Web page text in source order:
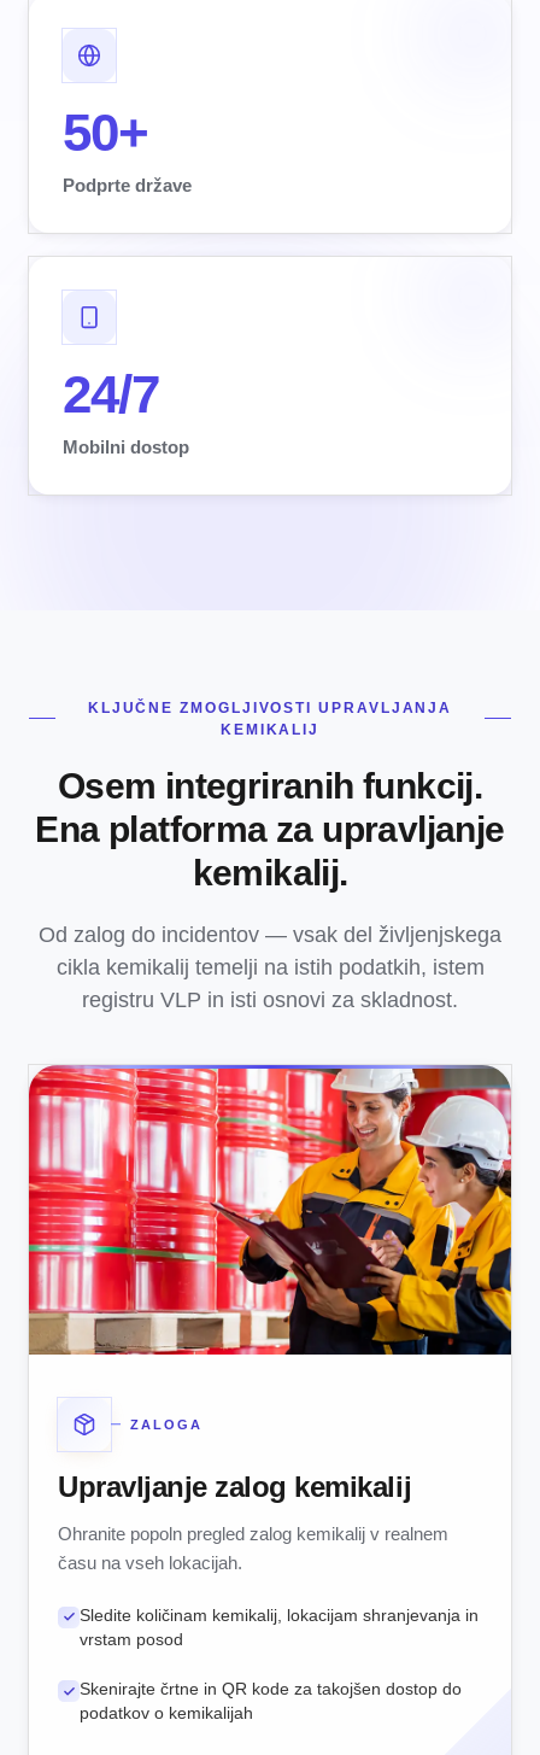
50+
Podprte države
24/7
Mobilni dostop
KLJUČNE ZMOGLJIVOSTI UPRAVLJANJA
KEMIKALIJ
Osem integriranih funkcij.
Ena platforma za upravljanje
kemikalij.
Od zalog do incidentov — vsak del življenjskega
cikla kemikalij temelji na istih podatkih, istem
registru VLP in isti osnovi za skladnost.
ZALOGA
Upravljanje zalog kemikalij
Ohranite popoln pregled zalog kemikalij v realnem
času na vseh lokacijah.
Sledite količinam kemikalij, lokacijam shranjevanja in
vrstam posod
Skenirajte črtne in QR kode za takojšen dostop do
podatkov o kemikalijah